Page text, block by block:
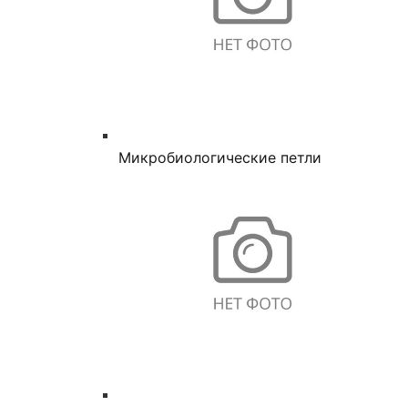
Микробиологические петли